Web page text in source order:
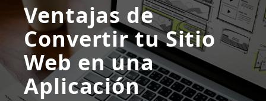
Ventajas de
Convertir tu Sitio
Web en una
Aplicación